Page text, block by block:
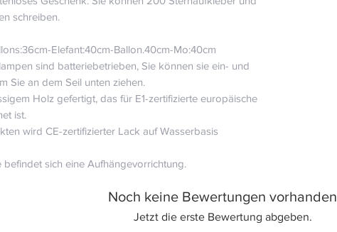
schreiben.
Elefant:40cm-Ballon.40cm-Mo:40cm
sind batteriebetrieben, Sie können sie ein- und
Sie an dem Seil unten ziehen.
Holz gefertigt, das für E1-zertifizierte europäische
ist.
wird CE-zertifizierter Lack auf Wasserbasis
befindet sich eine Aufhängevorrichtung.
Noch keine Bewertungen vorhanden
Jetzt die erste Bewertung abgeben.